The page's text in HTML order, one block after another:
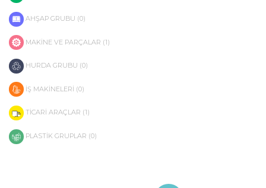
AHŞAP GRUBU (0)
MAKİNE VE PARÇALAR (1)
HURDA GRUBU (0)
İŞ MAKİNELERİ (0)
TİCARİ ARAÇLAR (1)
PLASTİK GRUPLAR (0)